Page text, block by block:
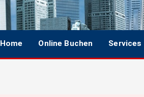
Home Online Buchen Services